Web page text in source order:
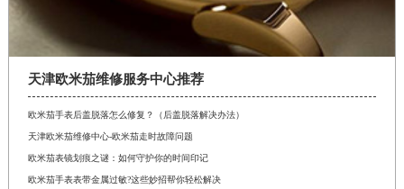
天津欧米茄维修服务中心推荐
欧米茄手表后盖脱落怎么修复？（后盖脱落解决办法）
天津欧米茄维修中心-欧米茄走时故障问题
欧米茄表镜划痕之谜：如何守护你的时间印记
欧米茄手表表带金属过敏?这些妙招帮你轻松解决